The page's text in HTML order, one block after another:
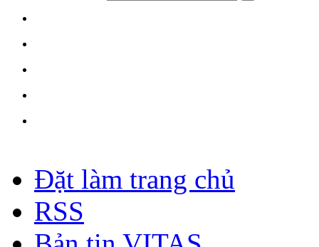
Đặt làm trang chủ
RSS